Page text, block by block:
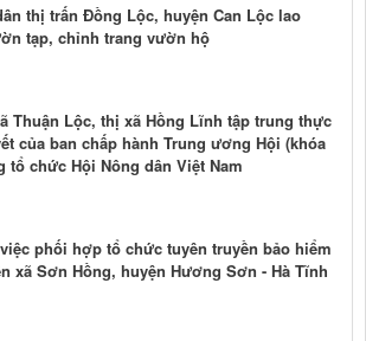
thị trấn Đồng Lộc, huyện Can Lộc lao
tạp, chỉnh trang vườn hộ
Thuận Lộc, thị xã Hồng Lĩnh tập trung thực
của ban chấp hành Trung ương Hội (khóa
tổ chức Hội Nông dân Việt Nam
phối hợp tổ chức tuyên truyền bảo hiểm
xã Sơn Hồng, huyện Hương Sơn - Hà Tĩnh